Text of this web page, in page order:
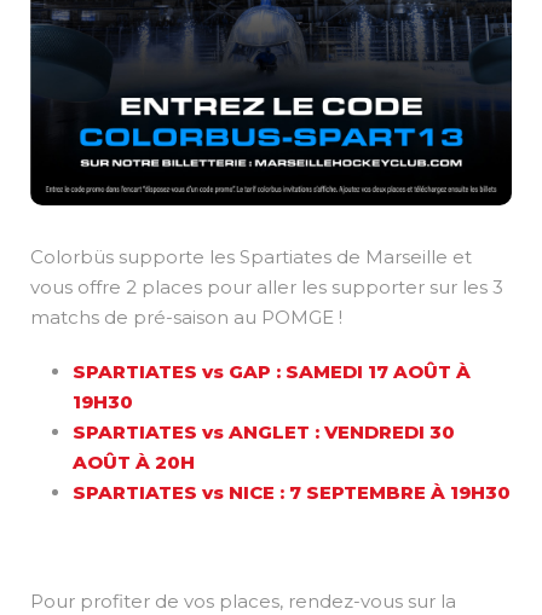
Colorbüs supporte les Spartiates de Marseille et
vous offre 2 places pour aller les supporter sur les 3
matchs de pré-saison au POMGE !
SPARTIATES vs GAP : SAMEDI 17 AOÛT À
19H30
SPARTIATES vs ANGLET : VENDREDI 30
AOÛT À 20H
SPARTIATES vs NICE : 7 SEPTEMBRE À 19H30
Pour profiter de vos places, rendez-vous sur la